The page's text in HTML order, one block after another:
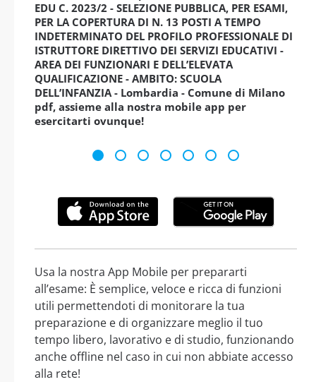
EDU C. 2023/2 - SELEZIONE PUBBLICA, PER ESAMI,
PER LA COPERTURA DI N. 13 POSTI A TEMPO
INDETERMINATO DEL PROFILO PROFESSIONALE DI
ISTRUTTORE DIRETTIVO DEI SERVIZI EDUCATIVI -
AREA DEI FUNZIONARI E DELL’ELEVATA
QUALIFICAZIONE - AMBITO: SCUOLA
DELL’INFANZIA - Lombardia - Comune di Milano
pdf, assieme alla nostra mobile app per
esercitarti ovunque!
Usa la nostra App Mobile per prepararti
all’esame: È semplice, veloce e ricca di funzioni
utili permettendoti di monitorare la tua
preparazione e di organizzare meglio il tuo
tempo libero, lavorativo e di studio, funzionando
anche offline nel caso in cui non abbiate accesso
alla rete!